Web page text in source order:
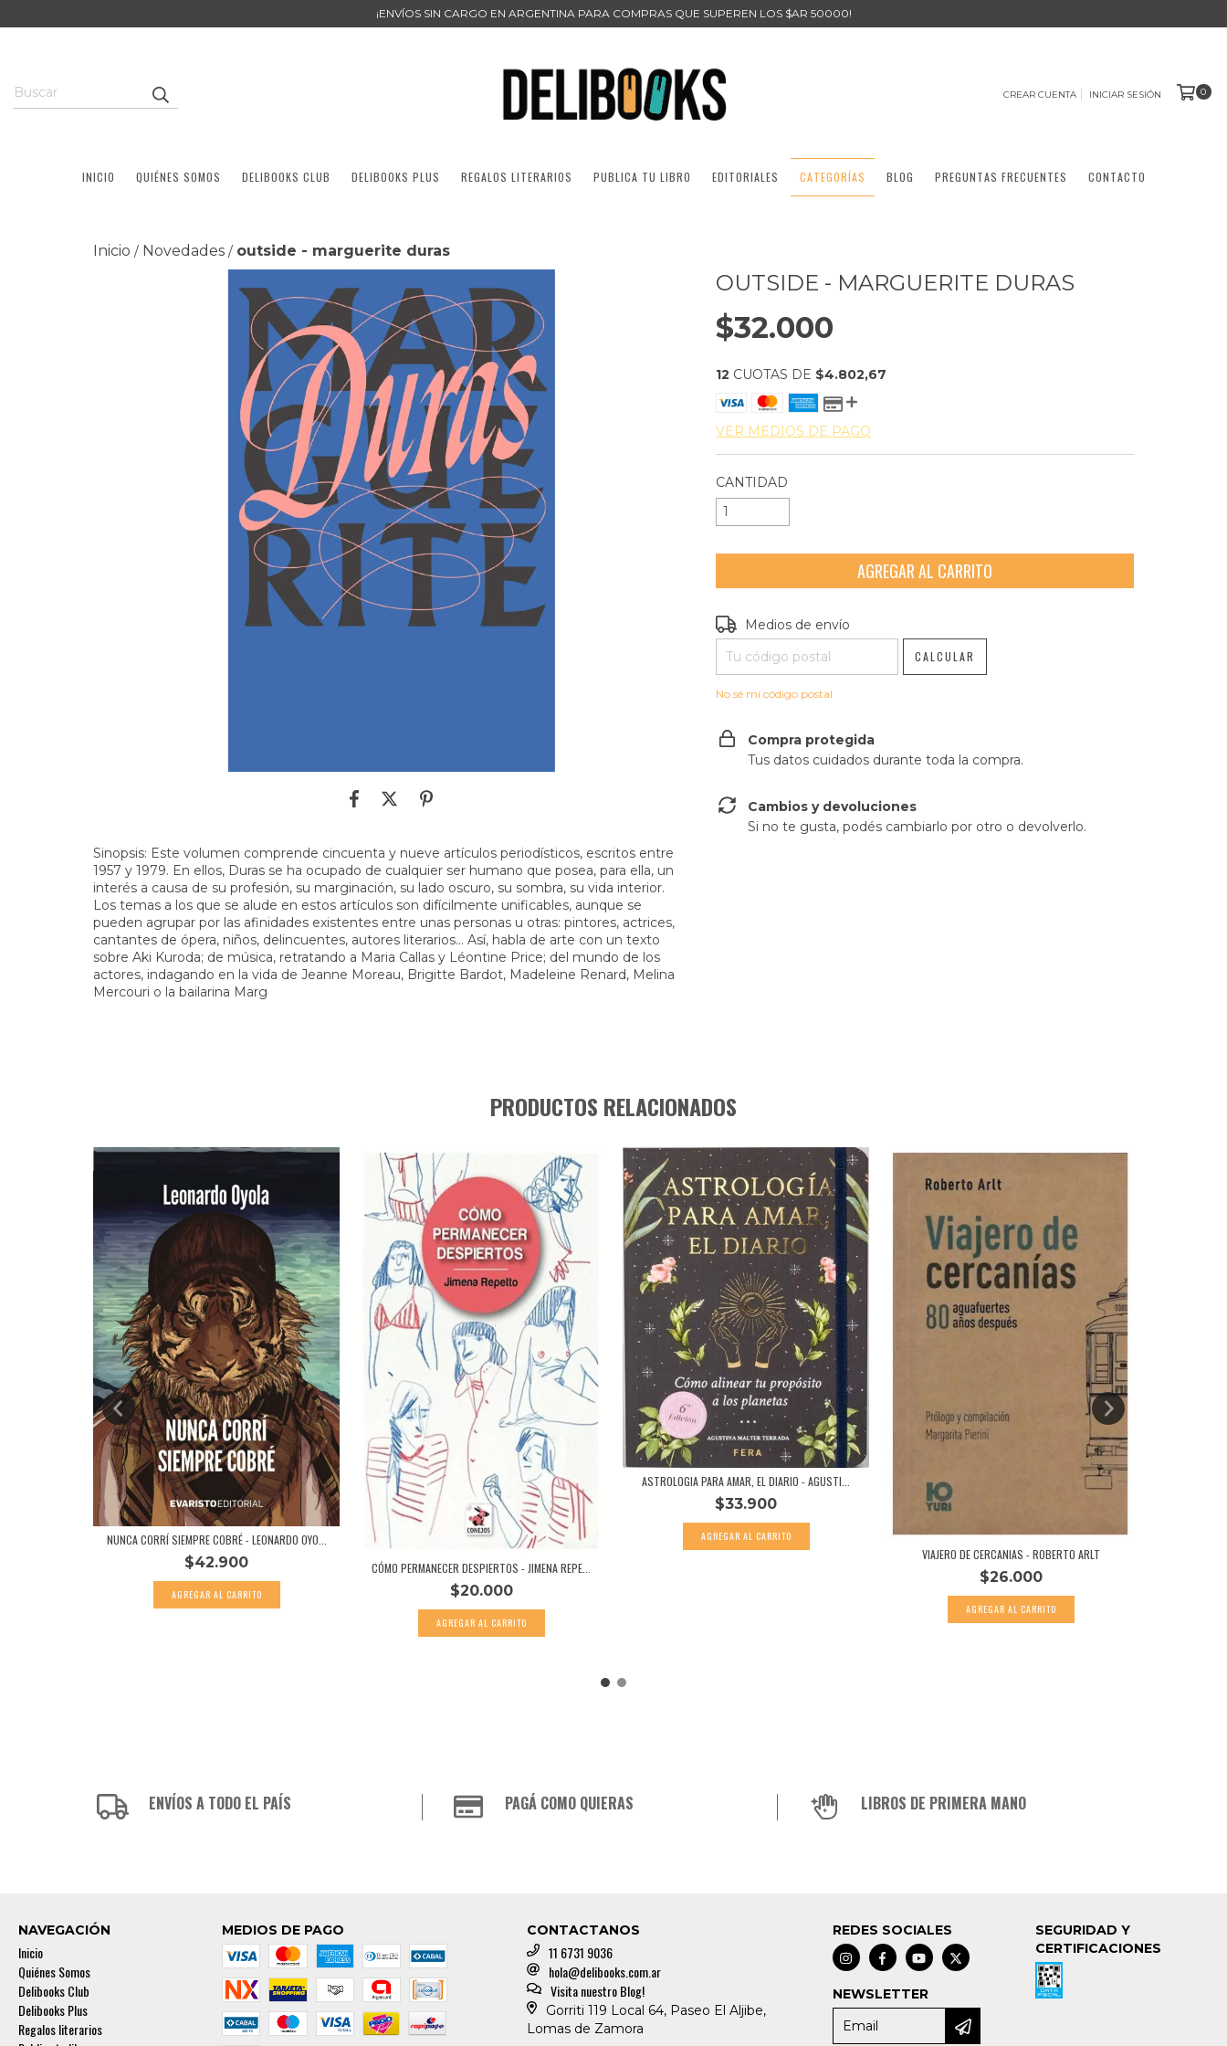
¡ENVÍOS SIN CARGO EN ARGENTINA PARA COMPRAS QUE SUPEREN LOS $AR 50000!
CREAR CUENTA INICIAR SESIÓN 0
INICIO QUIÉNES SOMOS DELIBOOKS CLUB DELIBOOKS PLUS REGALOS LITERARIOS PUBLICA TU LIBRO EDITORIALES CATEGORÍAS BLOG PREGUNTAS FRECUENTES CONTACTO
Inicio / Novedades / outside - marguerite duras
Sinopsis: Este volumen comprende cincuenta y nueve artículos periodísticos, escritos entre
1957 y 1979. En ellos, Duras se ha ocupado de cualquier ser humano que posea, para ella, un
interés a causa de su profesión, su marginación, su lado oscuro, su sombra, su vida interior.
Los temas a los que se alude en estos artículos son difícilmente unificables, aunque se
pueden agrupar por las afinidades existentes entre unas personas u otras: pintores, actrices,
cantantes de ópera, niños, delincuentes, autores literarios… Así, habla de arte con un texto
sobre Aki Kuroda; de música, retratando a Maria Callas y Léontine Price; del mundo de los
actores, indagando en la vida de Jeanne Moreau, Brigitte Bardot, Madeleine Renard, Melina
Mercouri o la bailarina Marg
OUTSIDE - MARGUERITE DURAS
$32.000
12 CUOTAS DE $4.802,67
VER MEDIOS DE PAGO
CANTIDAD
Entregas para el CP:
Medios de envío
CALCULAR
No sé mi código postal
Compra protegida
Tus datos cuidados durante toda la compra.
Cambios y devoluciones
Si no te gusta, podés cambiarlo por otro o devolverlo.
PRODUCTOS RELACIONADOS
NUNCA CORRÍ SIEMPRE COBRÉ - LEONARDO OYO...
$42.900 CÓMO PERMANECER DESPIERTOS - JIMENA REPE...
$20.000
ASTROLOGIA PARA AMAR, EL DIARIO - AGUSTI...
$33.900
VIAJERO DE CERCANIAS - ROBERTO ARLT
$26.000
ENVÍOS A TODO EL PAÍS PAGÁ COMO QUIERAS LIBROS DE PRIMERA MANO
NAVEGACIÓN
Inicio
Quiénes Somos
Delibooks Club
Delibooks Plus
Regalos literarios
MEDIOS DE PAGO CONTACTANOS
11 6731 9036
hola@delibooks.com.ar
Visita nuestro Blog!
Gorriti 119 Local 64, Paseo El Aljibe,
Lomas de Zamora
REDES SOCIALES
NEWSLETTER
SEGURIDAD Y
CERTIFICACIONES